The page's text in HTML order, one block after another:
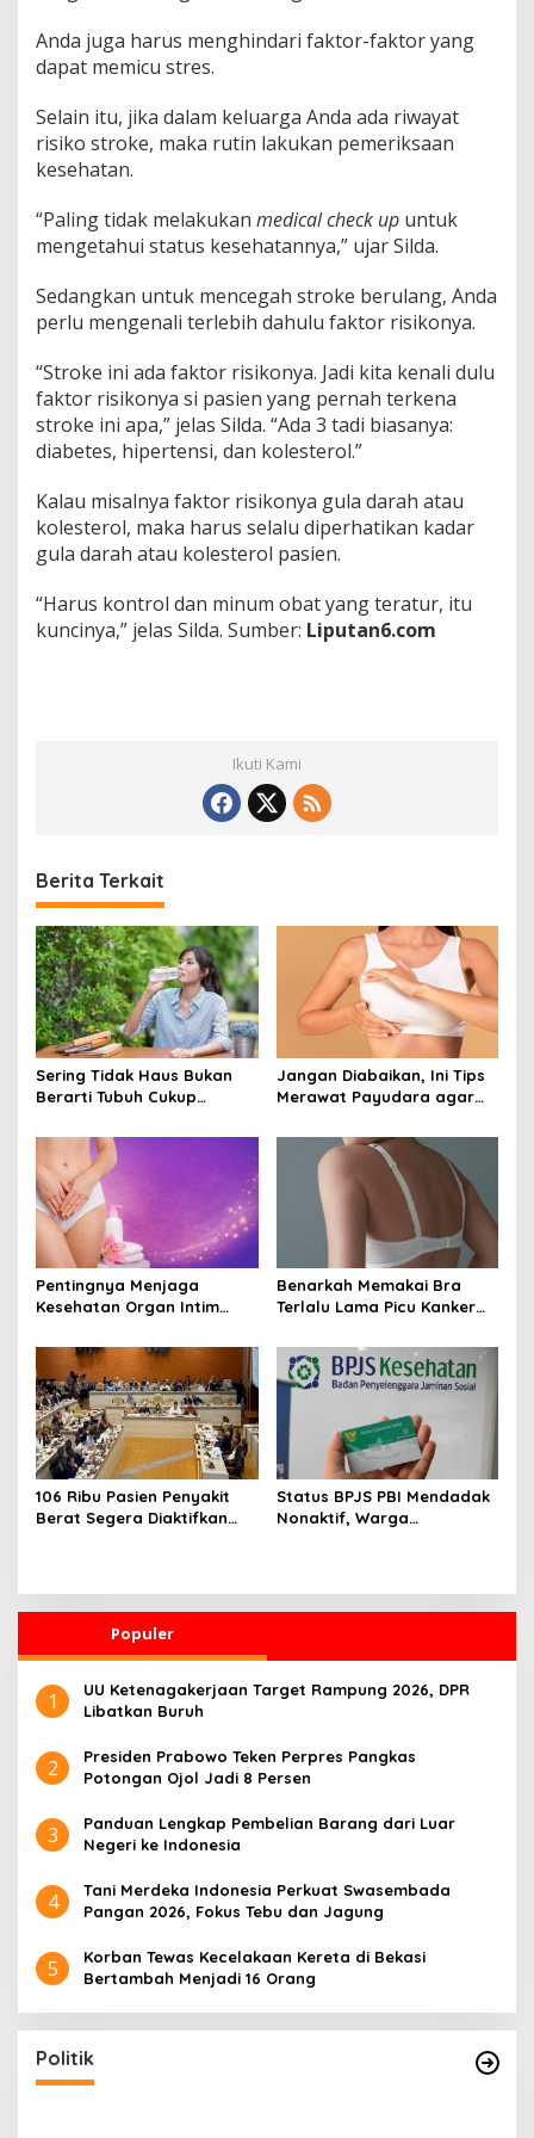
Anda juga harus menghindari faktor-faktor yang
dapat memicu stres.
Selain itu, jika dalam keluarga Anda ada riwayat
risiko stroke, maka rutin lakukan pemeriksaan
kesehatan.
“Paling tidak melakukan medical check up untuk
mengetahui status kesehatannya,” ujar Silda.
Sedangkan untuk mencegah stroke berulang, Anda
perlu mengenali terlebih dahulu faktor risikonya.
“Stroke ini ada faktor risikonya. Jadi kita kenali dulu
faktor risikonya si pasien yang pernah terkena
stroke ini apa,” jelas Silda. “Ada 3 tadi biasanya:
diabetes, hipertensi, dan kolesterol.”
Kalau misalnya faktor risikonya gula darah atau
kolesterol, maka harus selalu diperhatikan kadar
gula darah atau kolesterol pasien.
“Harus kontrol dan minum obat yang teratur, itu
kuncinya,” jelas Silda. Sumber: Liputan6.com
Ikuti Kami
Berita Terkait
Sering Tidak Haus Bukan
Berarti Tubuh Cukup
Dehidrasi Ringan
Jangan Diabaikan, Ini Tips
Merawat Payudara agar
dari Risiko Penyakit
Pentingnya Menjaga
Kesehatan Organ Intim
Perawatan Agar Tetap
Bersih
Benarkah Memakai Bra
Terlalu Lama Picu Kanker
Medis dan Fakta Ilmiahnya
106 Ribu Pasien Penyakit
Berat Segera Diaktifkan
Status BPJS PBI Mendadak
Nonaktif, Warga
Populer
1
UU Ketenagakerjaan Target Rampung 2026, DPR
Libatkan Buruh
2
Presiden Prabowo Teken Perpres Pangkas
Potongan Ojol Jadi 8 Persen
3
Panduan Lengkap Pembelian Barang dari Luar
Negeri ke Indonesia
4
Tani Merdeka Indonesia Perkuat Swasembada
Pangan 2026, Fokus Tebu dan Jagung
5
Korban Tewas Kecelakaan Kereta di Bekasi
Bertambah Menjadi 16 Orang
Politik